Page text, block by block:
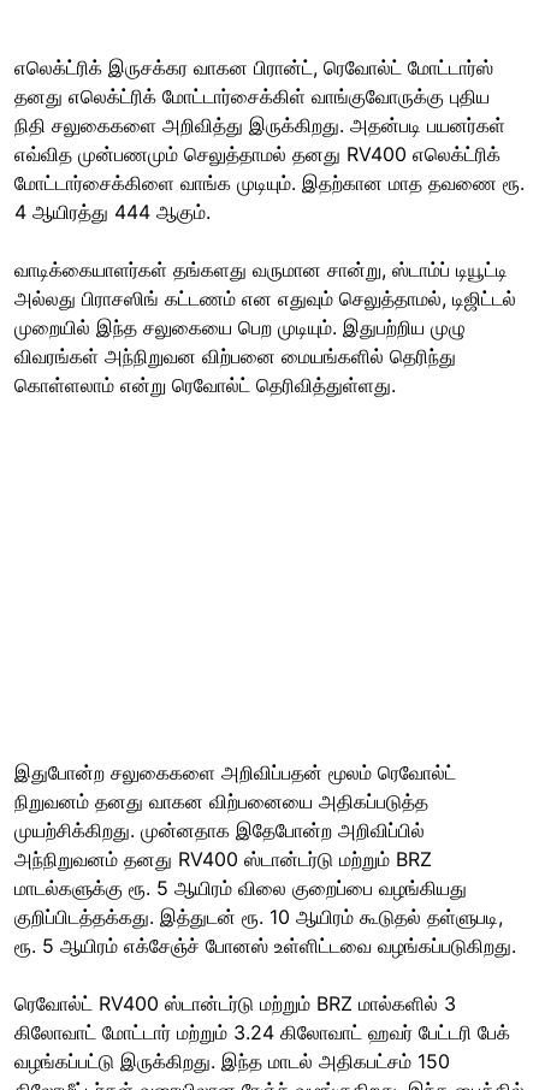
எலெக்ட்ரிக் இருசக்கர வாகன பிரான்ட், ரெவோல்ட் மோட்டார்ஸ்
தனது எலெக்ட்ரிக் மோட்டார்சைக்கிள் வாங்குவோருக்கு புதிய
நிதி சலுகைகளை அறிவித்து இருக்கிறது. அதன்படி பயனர்கள்
எவ்வித முன்பணமும் செலுத்தாமல் தனது RV400 எலெக்ட்ரிக்
மோட்டார்சைக்கிளை வாங்க முடியும். இதற்கான மாத தவணை ரூ.
4 ஆயிரத்து 444 ஆகும்.
வாடிக்கையாளர்கள் தங்களது வருமான சான்று, ஸ்டாம்ப் டியூட்டி
அல்லது பிராசஸிங் கட்டணம் என எதுவும் செலுத்தாமல், டிஜிட்டல்
முறையில் இந்த சலுகையை பெற முடியும். இதுபற்றிய முழு
விவரங்கள் அந்நிறுவன விற்பனை மையங்களில் தெரிந்து
கொள்ளலாம் என்று ரெவோல்ட் தெரிவித்துள்ளது.
இதுபோன்ற சலுகைகளை அறிவிப்பதன் மூலம் ரெவோல்ட்
நிறுவனம் தனது வாகன விற்பனையை அதிகப்படுத்த
முயற்சிக்கிறது. முன்னதாக இதேபோன்ற அறிவிப்பில்
அந்நிறுவனம் தனது RV400 ஸ்டான்டர்டு மற்றும் BRZ
மாடல்களுக்கு ரூ. 5 ஆயிரம் விலை குறைப்பை வழங்கியது
குறிப்பிடத்தக்கது. இத்துடன் ரூ. 10 ஆயிரம் கூடுதல் தள்ளுபடி,
ரூ. 5 ஆயிரம் எக்சேஞ்ச் போனஸ் உள்ளிட்டவை வழங்கப்படுகிறது.
ரெவோல்ட் RV400 ஸ்டான்டர்டு மற்றும் BRZ மால்களில் 3
கிலோவாட் மோட்டார் மற்றும் 3.24 கிலோவாட் ஹவர் பேட்டரி பேக்
வழங்கப்பட்டு இருக்கிறது. இந்த மாடல் அதிகபட்சம் 150